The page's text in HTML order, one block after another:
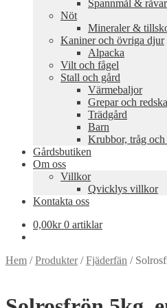
Spannmål &
Nöt
Mineraler &
Kaniner och övriga djur
Alpacka
Vilt och fågel
Stall och gård
Värmebaljor
Grepar och
Trädgård
Barn
Krubbor, tråg och
Gårdsbutiken
Om oss
Villkor
Qvicklys villkor
Kontakta oss
0,00kr 0 artiklar
Hem /Produkter/Fjäderfän /